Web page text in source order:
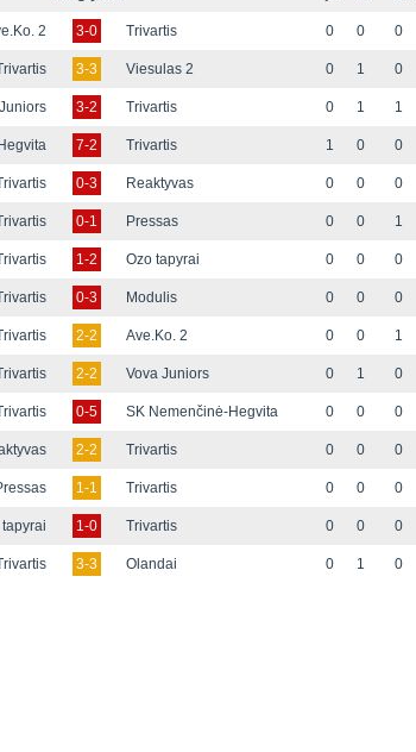
2 3-0 Trivartis 0 0 0
3-3 Viesulas 2 0 1 0
3-2 Trivartis 0 1 1
7-2 Trivartis 1 0 0
0-3 Reaktyvas 0 0 0
0-1 Pressas 0 0 1
1-2 Ozo tapyrai 0 0 0
0-3 Modulis 0 0 0
2-2 Ave.Ko. 2 0 0 1
2-2 Vova Juniors 0 1 0
0-5 SK Nemenčinė-Hegvita 0 0 0
2-2 Trivartis 0 0 0
1-1 Trivartis 0 0 0
1-0 Trivartis 0 0 0
3-3 Olandai 0 1 0